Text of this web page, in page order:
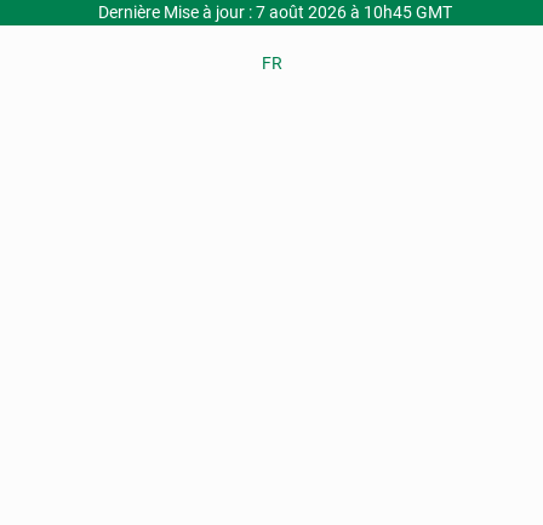
Dernière Mise à jour : 7 août 2026 à 10h45 GMT
FR